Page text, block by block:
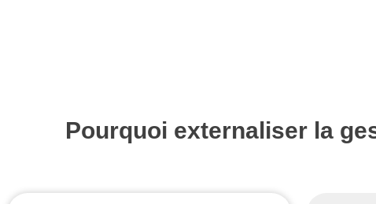
Pourquoi externaliser la